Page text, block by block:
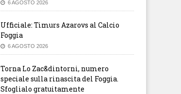
6 AGOSTO 2026
Ufficiale: Timurs Azarovs al Calcio
Foggia
6 AGOSTO 2026
Torna Lo Zac&dintorni, numero
speciale sulla rinascita del Foggia.
Sfoglialo gratuitamente